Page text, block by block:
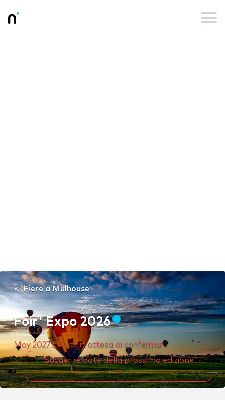
Fiere a Mulhouse
Foir' Expo 2026
May 2027 - Date in attesa di conferma
Suggerire date della prossima edizione